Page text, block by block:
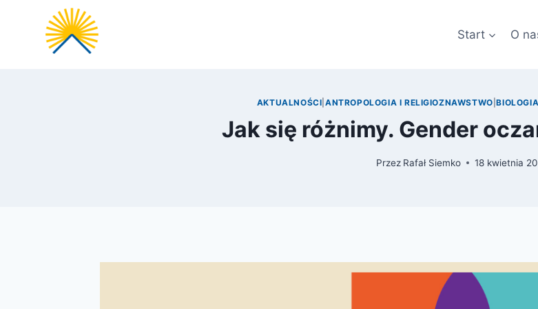
Start O
AKTUALNOŚCI ANTROPOLOGIA I RELIGIOZNAWSTWO |
Jak się różnimy. Gender
Przez Rafał Siemko 18 kwietnia